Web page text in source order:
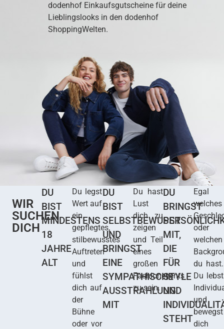
dodenhof Einkaufsgutscheine für deine
Lieblingslooks in den dodenhof
ShoppingWelten.
WIR
SUCHEN
DICH
DU
BIST
MINDESTENS
18
JAHRE
ALT
Du legst
Wert auf
ein
gepflegtes,
stilbewusstes
Auftreten
und
fühlst
dich auf
der
Bühne
oder vor
DU
BIST
SELBSTBEWUSST
UND
BRINGST
EINE
SYMPATHISCHE
AUSSTRAHLUNG
MIT
Du hast
Lust
dich zu
zeigen
und Teil
eines
großen
Fashionevents
zu sein.
DU
BRINGST
MIT,
DIE
FÜR
STYLE
UND
STEHT
Egal
welches
oder
welchen
du hast.
Du lebst
und
bewegst
dich